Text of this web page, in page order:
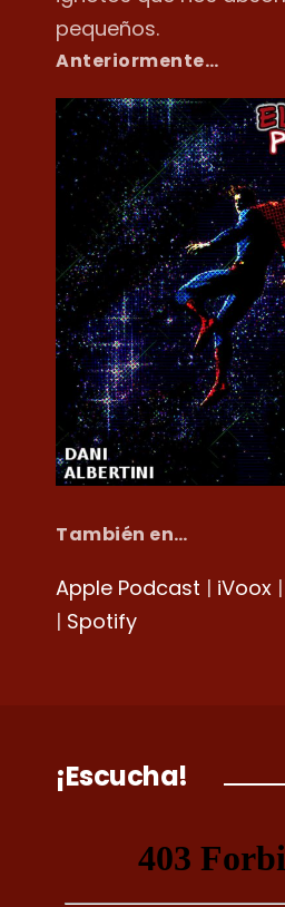
pequeños.
Anteriormente…
También en…
Apple Podcast | iVoox |
| Spotify
¡Escucha!